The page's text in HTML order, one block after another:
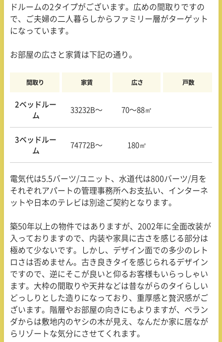
ドルームの2タイプがございます。広めの間取りですの
で、ご夫婦の二人暮らしからファミリー層がターゲット
になっています。
お部屋の広さと家賃は下記の通り。
間取り 家賃 広さ 戸数
2ベッドルー
ム
33232B〜 70〜88㎡
3ベッドルー
ム
74772B〜 180㎡
電気代は5.5バーツ/ユニット、水道代は800バーツ/月を
それぞれアパートの管理事務所へお支払い、インターネ
ットや日本のテレビは別途ご契約となります。
築50年以上の物件ではありますが、 2002年に全面改装が
入っておりますので、内装や家具に古さを感じる部分は
極めて少ないです。しかし、デザイン面での多少のレト
ロさは否めません。古き良きタイを感じられるデザイン
ですので、逆にそこが良いと仰るお客様もいらっしゃい
ます。大枠の間取りや天井などは昔ながらのタイらしい
どっしりとした造りになっており、重厚感と贅沢感がご
ざいます。階層やお部屋の向きにもよりますが、ベラン
ダからは敷地内のヤシの木が見え、なんだか家に居なが
らリゾートな気分にさせてくれます。